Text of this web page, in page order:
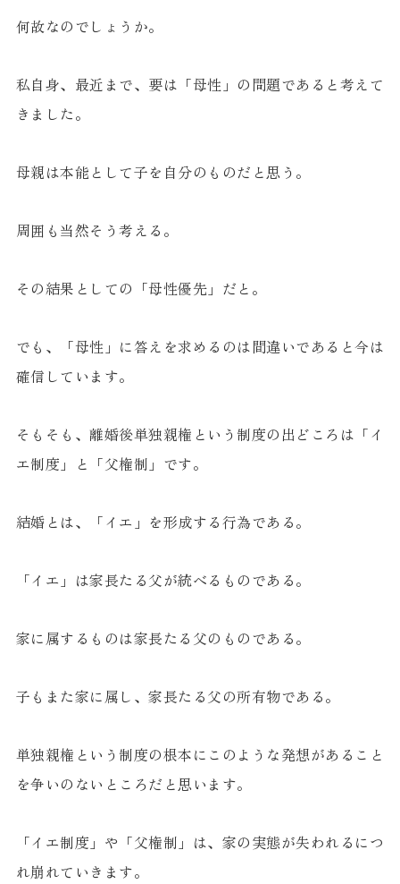
何故なのでしょうか。
私自身、最近まで、要は「母性」の問題であると考えて
きました。
母親は本能として子を自分のものだと思う。
周囲も当然そう考える。
その結果としての「母性優先」だと。
でも、「母性」に答えを求めるのは間違いであると今は
確信しています。
そもそも、離婚後単独親権という制度の出どころは「イ
エ制度」と「父権制」です。
結婚とは、「イエ」を形成する行為である。
「イエ」は家長たる父が統べるものである。
家に属するものは家長たる父のものである。
子もまた家に属し、家長たる父の所有物である。
単独親権という制度の根本にこのような発想があること
を争いのないところだと思います。
「イエ制度」や「父権制」は、家の実態が失われるにつ
れ崩れていきます。